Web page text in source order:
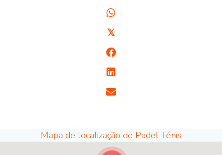
𝕏
Mapa de localização de Padel Ténis
Locais de Padel - largura total para notícias [19]